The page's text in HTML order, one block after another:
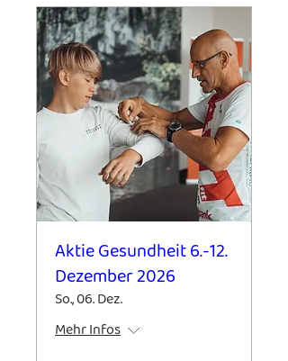
Aktie Gesundheit 6.-12.
Dezember 2026
So., 06. Dez.
Mehr Infos